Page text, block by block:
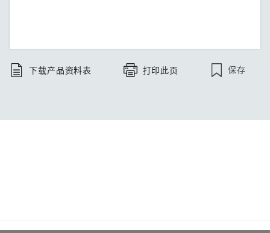
下载产品资料表 打印此页 保存